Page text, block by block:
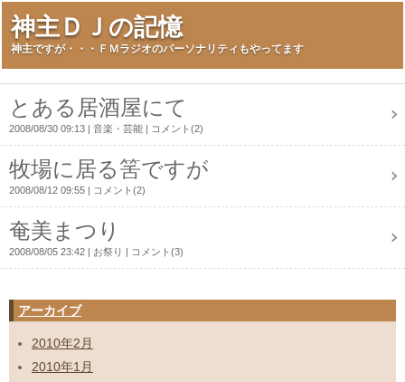
神主ＤＪの記憶
神主ですが・・・ＦＭラジオのパーソナリティもやってます
とある居酒屋にて
2008/08/30 09:13 音楽・芸能 コメント(2)
牧場に居る筈ですが
2008/08/12 09:55 コメント(2)
奄美まつり
2008/08/05 23:42 お祭り コメント(3)
アーカイブ
2010年2月
2010年1月